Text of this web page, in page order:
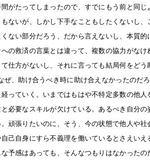
がたってしまったので、すでにもう前と同
ないが、しかし下手なこともしたくないし
ない部分だろう、だから言えないし、本質
の救済の言葉とは違って、複数の協力がな
仕方がないし、それに言っても結局何をど
、助け合うべき時に助け合えなかったのだ
っていく。いまではもはや不特定多数の他
必要なスキルが欠けている。あるべき自分
頑張りたいのに、そう、今の状態で他人や
己自身にすら不義理を働いているとさえい
予感はあっても、そんなつもりはなかった